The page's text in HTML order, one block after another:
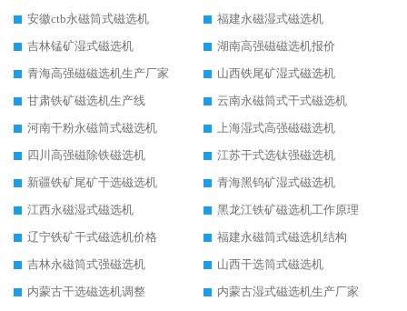
安徽ctb永磁筒式磁选机
福建永磁湿式磁选机
吉林锰矿湿式磁选机
湖南高强磁磁选机报价
青海高强磁磁选机生产厂家
山西铁尾矿湿式磁选机
甘肃铁矿磁选机生产线
云南永磁筒式干式磁选机
河南干粉永磁筒式磁选机
上海湿式高强磁磁选机
四川高强磁除铁磁选机
江苏干式选钛强磁选机
新疆铁矿尾矿干选磁选机
青海黑钨矿湿式磁选机
江西永磁湿式磁选机
黑龙江铁矿磁选机工作原理
辽宁铁矿干式磁选机价格
福建永磁筒式磁选机结构
吉林永磁筒式强磁选机
山西干选筒式磁选机
内蒙古干选磁选机调整
内蒙古湿式磁选机生产厂家